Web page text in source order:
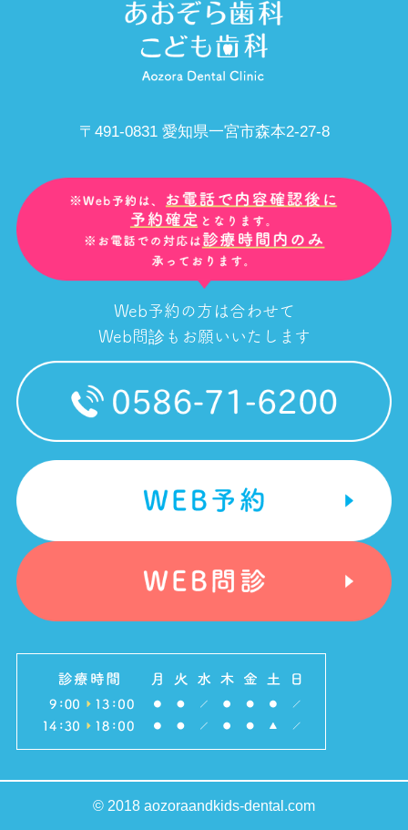
〒491-0831 愛知県一宮市森本2-27-8
Web予約の方は合わせて
Web問診もお願いいたします
© 2018 aozoraandkids-dental.com